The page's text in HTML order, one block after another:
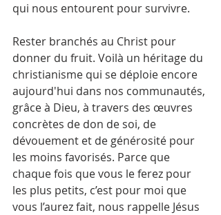
qui nous entourent pour survivre.
Rester branchés au Christ pour
donner du fruit. Voilà un héritage du
christianisme qui se déploie encore
aujourd'hui dans nos communautés,
grâce à Dieu, à travers des œuvres
concrètes de don de soi, de
dévouement et de générosité pour
les moins favorisés. Parce que
chaque fois que vous le ferez pour
les plus petits, c’est pour moi que
vous l’aurez fait, nous rappelle Jésus